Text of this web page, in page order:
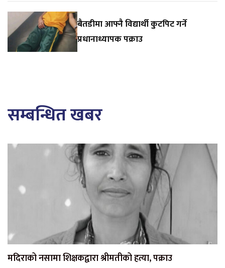
बैतडीमा आफ्नै विद्यार्थी कुटपिट गर्ने
प्रधानाध्यापक पक्राउ
सम्बन्धित खबर
मदिराको नसामा शिक्षकद्वारा श्रीमतीको हत्या, पक्राउ